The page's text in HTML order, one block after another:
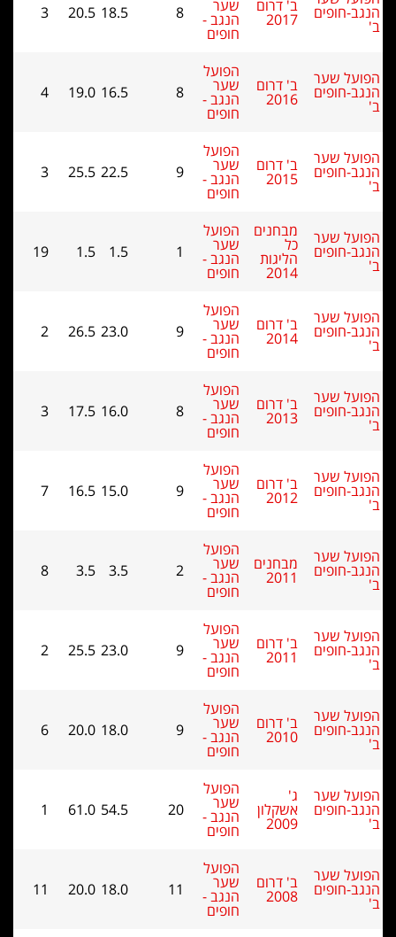
חופים ב' דרום
2017
שער
הנגב - 8
20.5
3
שער
חופים ב' דרום
2016
הפועל
שער
הנגב - 8
19.0
4
שער
חופים ב' דרום
2015
הפועל
שער
הנגב - 9
25.5
3
שער
חופים
מבחנים
כל
הליגות
הפועל
הנגב -
חופים
1
1.5
19
שער
חופים ב' דרום
2014
הפועל
שער
הנגב - 9
26.5
2
שער
חופים ב' דרום
2013
הפועל
שער
הנגב - 8
17.5
3
שער
חופים ב' דרום
2012
הפועל
שער
הנגב - 9
16.5
7
שער
חופים מבחנים
2011
הפועל
שער
הנגב - 2
3.5
8
שער
חופים ב' דרום
2011
הפועל
שער
הנגב - 9
25.5
2
שער
חופים ב' דרום
2010
הפועל
שער
הנגב - 9
20.0
6
שער
חופים
ג'
אשקלון
הפועל
שער
הנגב -
חופים
20
61.0
1
שער
חופים ב' דרום
2008
הפועל
שער
הנגב - 11
20.0
11